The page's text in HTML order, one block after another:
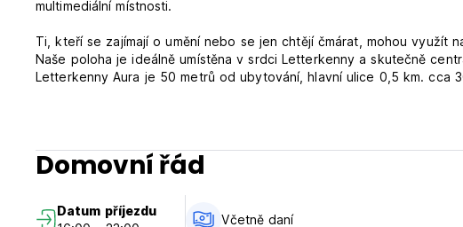
multimediální místnosti.
Ti, kteří se zajímají o umění nebo se jen chtějí čmárat, mohou využít
Naše poloha je ideálně umístěna v srdci Letterkenny a skutečně
Letterkenny Aura je 50 metrů od ubytování, hlavní ulice 0,5 km. cca
Storno podmínky: 24h
Odjezd: 11:00
Domovní řád
Datum příjezdu
Včetně daní